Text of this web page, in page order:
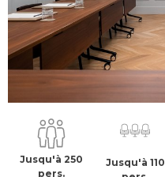
Paris
Jusqu'à 250
pers.
Jusqu'à 110